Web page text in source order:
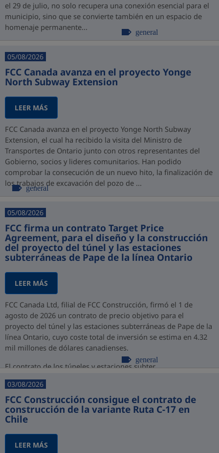
el 29 de julio, no solo recupera una conexión esencial para el
municipio, sino que se convierte también en un espacio de
homenaje permanente...
general
05/08/2026
FCC Canada avanza en el proyecto Yonge
North Subway Extension
LEER MÁS
FCC Canada avanza en el proyecto Yonge North Subway
Extension, el cual ha recibido la visita del Ministro de
Transportes de Ontario junto con otros representantes del
Gobierno, socios y lideres comunitarios. Han podido
comprobar la consecución de un nuevo hito, la finalización de
los trabajos de excavación del pozo de ...
general
05/08/2026
FCC firma un contrato Target Price
Agreement, para el diseño y la construcción
del proyecto del túnel y las estaciones
subterráneas de Pape de la línea Ontario
LEER MÁS
FCC Canada Ltd, filial de FCC Construcción, firmó el 1 de
agosto de 2026 un contrato de precio objetivo para el
proyecto del túnel y las estaciones subterráneas de Pape de la
línea Ontario, cuyo coste total de inversión se estima en 4.32
mil millones de dólares canadienses.
El contrato de los túneles y estaciones subter...
general
03/08/2026
FCC Construcción consigue el contrato de
construcción de la variante Ruta C-17 en
Chile
LEER MÁS